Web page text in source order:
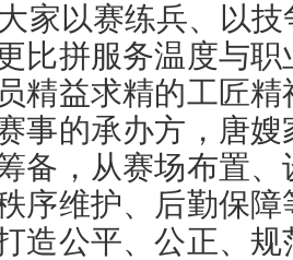
家以赛练兵、以
比拼服务温度与
精益求精的工匠
事的承办方，唐
备，从赛场布置
序维护、后勤保
造公平、公正、